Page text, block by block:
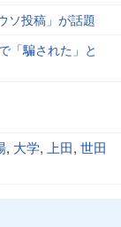
ソ投稿」が話題
「騙された」と
, 大学, 上田, 世田